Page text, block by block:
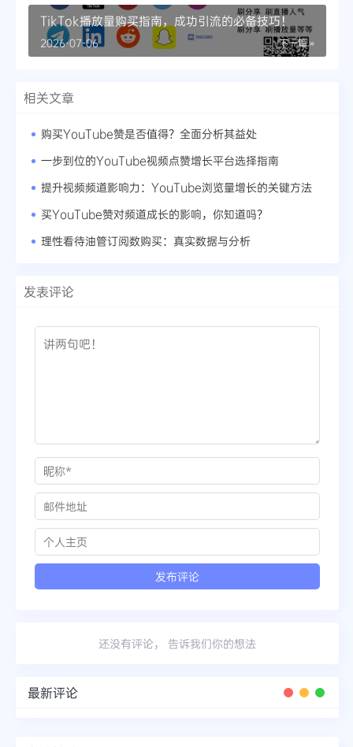
TikTok播放量购买指南，成功引流的必备技巧！
下一篇 »
2026-07-06
相关文章
购买YouTube赞是否值得？全面分析其益处
一步到位的YouTube视频点赞增长平台选择指南
提升视频频道影响力：YouTube浏览量增长的关键方法
买YouTube赞对频道成长的影响，你知道吗？
理性看待油管订阅数购买：真实数据与分析
发表评论
还没有评论， 告诉我们你的想法
最新评论